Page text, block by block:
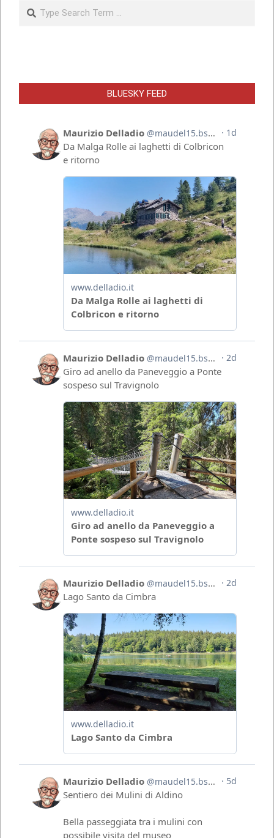
Search
BLUESKY FEED